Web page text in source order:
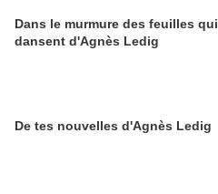
Dans le murmure des feuilles qui
dansent d'Agnès Ledig
De tes nouvelles d'Agnès Ledig